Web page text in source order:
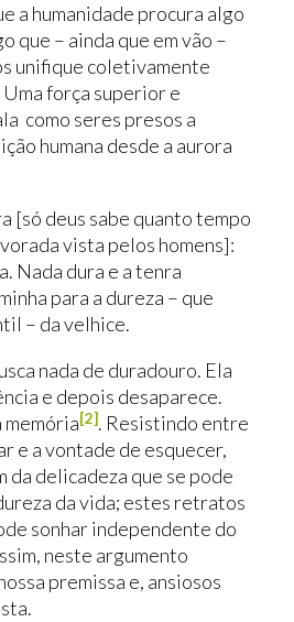
a humanidade procura algo
que – ainda que em vão –
unifique coletivamente
Uma força superior e
como seres presos a
humana desde a aurora
[só deus sabe quanto tempo
vista pelos homens]:
Nada dura e a tenra
para a dureza – que
– da velhice.
nada de duradouro. Ela
e depois desaparece.
memória[2]. Resistindo entre
e a vontade de esquecer,
da delicadeza que se pode
da vida; estes retratos
sonhar independente do
neste argumento
premissa e, ansiosos